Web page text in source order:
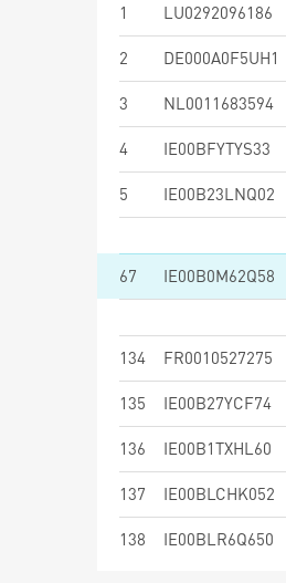
1
LU0292096186
2 DE000A0F5UH1
3 NL0011683594
4 IE00BFYTYS33
5 IE00B23LNQ02
67 IE00B0M62Q58
134 FR0010527275
135 IE00B27YCF74
136 IE00B1TXHL60
137 IE00BLCHK052
138 IE00BLR6Q650